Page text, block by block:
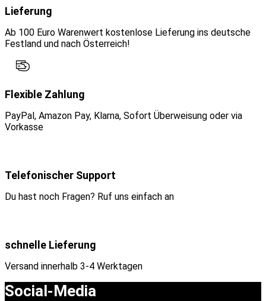
Lieferung
Ab 100 Euro Warenwert kostenlose Lieferung ins deutsche
Festland und nach Österreich!
Flexible Zahlung
PayPal, Amazon Pay, Klarna, Sofort Überweisung oder via
Vorkasse
Telefonischer Support
Du hast noch Fragen? Ruf uns einfach an
schnelle Lieferung
Versand innerhalb 3-4 Werktagen
Social-Media